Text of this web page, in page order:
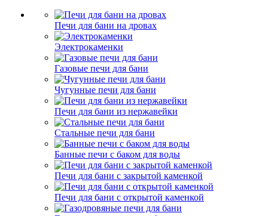
Печи для бани на дровах
Электрокаменки
Газовые печи для бани
Чугунные печи для бани
Печи для бани из нержавейки
Стальные печи для бани
Банные печи с баком для воды
Печи для бани с закрытой каменкой
Печи для бани с открытой каменкой